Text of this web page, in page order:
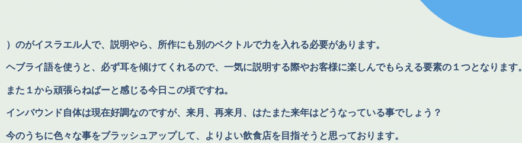
）のがイスラエル人で、説明やら、所作にも別のベクトルで力を入れる必要があります。
ヘブライ語を使うと、必ず耳を傾けてくれるので、一気に説明する際やお客様に楽しんでもらえる要素の１つとなります。
また１から頑張らねばーと感じる今日この頃ですね。
インバウンド自体は現在好調なのですが、来月、再来月、はたまた来年はどうなっている事でしょう？
今のうちに色々な事をブラッシュアップして、よりよい飲食店を目指そうと思っております。